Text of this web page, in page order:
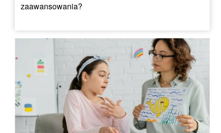
zaawansowania?